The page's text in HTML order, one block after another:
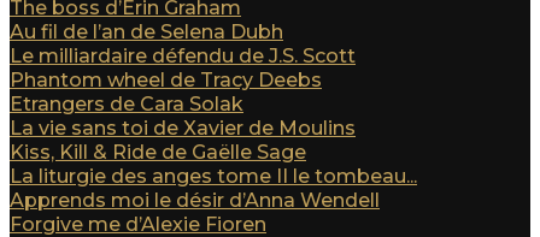
The boss d’Erin Graham
Au fil de l’an de Selena Dubh
Le milliardaire défendu de J.S. Scott
Phantom wheel de Tracy Deebs
Etrangers de Cara Solak
La vie sans toi de Xavier de Moulins
Kiss, Kill & Ride de Gaëlle Sage
La liturgie des anges tome II le tombeau...
Apprends moi le désir d’Anna Wendell
Forgive me d’Alexie Fioren